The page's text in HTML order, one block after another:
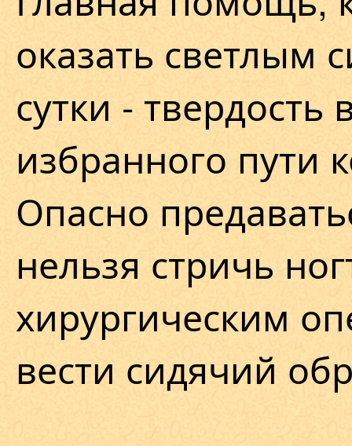
оказать светлым
сутки - твердость
избранного пути
Опасно
нельзя стричь
хирургическим
вести сидячий